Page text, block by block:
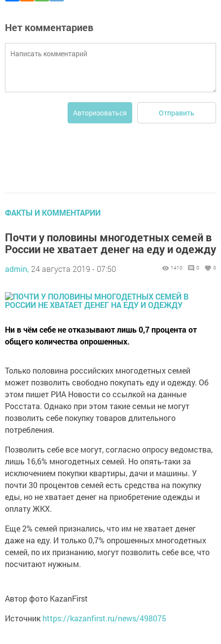
Нет комментариев
Авторизоваться Отправить
ФАКТЫ И КОММЕНТАРИИ
Почти у половины многодетных семей в
России не хватает денег на еду и одежду
admin, 24 августа 2019 - 07:50 1410 0 0
Ни в чём себе не отказывают лишь 0,7 процента от
общего количества опрошенных.
Только половина российских многодетных семей
может позволить свободно покупать еду и одежду. Об
этом пишет РИА Новости со ссылкой на данные
Росстата. Однако при этом такие семьи не могут
позволить себе покупку товаров длительного
потребления.
Позволить себе все могут, согласно опросу ведомства,
лишь 16,6% многодетных семей. Но опять-таки за
исключением покупки квартиры, дачи и машины. У
почти 30 процентов семей есть средства на покупку
еды, но не хватает денег на приобретение одежды и
оплату ЖКХ.
Еще 2% семей признались, что им не хватает денег
даже на еду. И только 0,7% опрошенных многодетных
семей, по их признанию, могут позволить себе все, что
посчитают нужным.
Автор фото KazanFirst
Источник https://kazanfirst.ru/news/498075